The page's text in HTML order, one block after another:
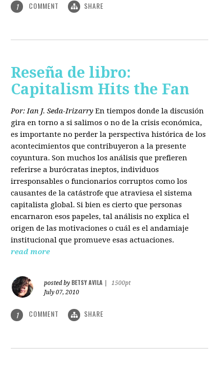
1 COMMENT SHARE
Reseña de libro:
Capitalism Hits the Fan
Por: Ian J. Seda-Irizarry En tiempos donde la discusión
gira en torno a si salimos o no de la crisis económica,
es importante no perder la perspectiva histórica de los
acontecimientos que contribuyeron a la presente
coyuntura. Son muchos los análisis que prefieren
referirse a burócratas ineptos, individuos
irresponsables o funcionarios corruptos como los
causantes de la catástrofe que atraviesa el sistema
capitalista global. Si bien es cierto que personas
encarnaron esos papeles, tal análisis no explica el
origen de las motivaciones o cuál es el andamiaje
institucional que promueve esas actuaciones.
read more
posted by BETSY AVILA
1500pt
July 07, 2010
1 COMMENT SHARE